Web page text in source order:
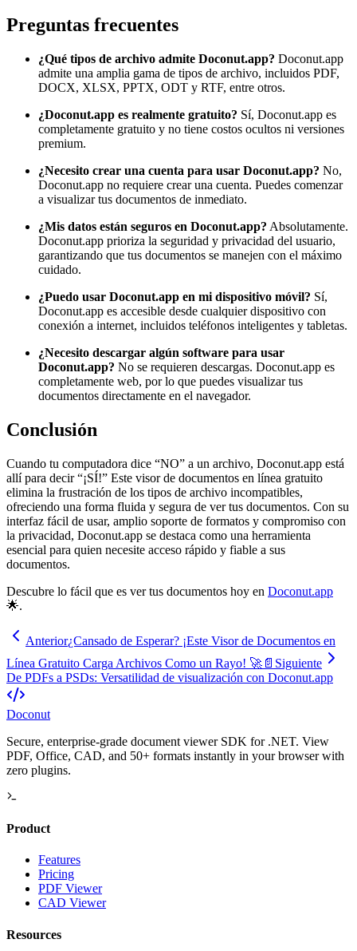
Preguntas frecuentes
¿Qué tipos de archivo admite Doconut.app? Doconut.app
admite una amplia gama de tipos de archivo, incluidos PDF,
DOCX, XLSX, PPTX, ODT y RTF, entre otros.
¿Doconut.app es realmente gratuito? Sí, Doconut.app es
completamente gratuito y no tiene costos ocultos ni versiones
premium.
¿Necesito crear una cuenta para usar Doconut.app? No,
Doconut.app no requiere crear una cuenta. Puedes comenzar
a visualizar tus documentos de inmediato.
¿Mis datos están seguros en Doconut.app? Absolutamente.
Doconut.app prioriza la seguridad y privacidad del usuario,
garantizando que tus documentos se manejen con el máximo
cuidado.
¿Puedo usar Doconut.app en mi dispositivo móvil? Sí,
Doconut.app es accesible desde cualquier dispositivo con
conexión a internet, incluidos teléfonos inteligentes y tabletas.
¿Necesito descargar algún software para usar
Doconut.app? No se requieren descargas. Doconut.app es
completamente web, por lo que puedes visualizar tus
documentos directamente en el navegador.
Conclusión
Cuando tu computadora dice “NO” a un archivo, Doconut.app está
allí para decir “¡SÍ!” Este visor de documentos en línea gratuito
elimina la frustración de los tipos de archivo incompatibles,
ofreciendo una forma fluida y segura de ver tus documentos. Con su
interfaz fácil de usar, amplio soporte de formatos y compromiso con
la privacidad, Doconut.app se destaca como una herramienta
esencial para quien necesite acceso rápido y fiable a sus
documentos.
Descubre lo fácil que es ver tus documentos hoy en Doconut.app
🌟.
Anterior¿Cansado de Esperar? ¡Este Visor de Documentos en
Línea Gratuito Carga Archivos Como un Rayo! 🚀📄 Siguiente
De PDFs a PSDs: Versatilidad de visualización con Doconut.app
Doconut
Secure, enterprise-grade document viewer SDK for .NET. View
PDF, Office, CAD, and 50+ formats instantly in your browser with
zero plugins.
Product
Features
Pricing
PDF Viewer
CAD Viewer
Resources